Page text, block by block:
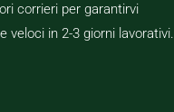
corrieri per garantirvi
veloci in 2-3 giorni lavorativi.